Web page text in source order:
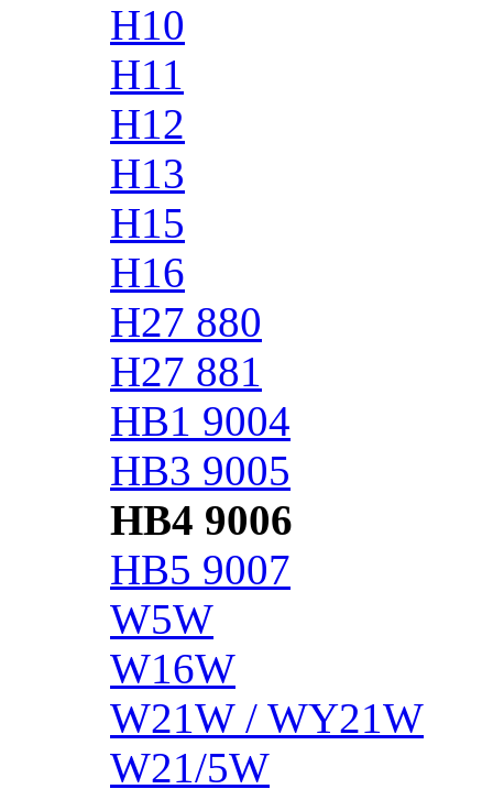
H10
H11
H12
H13
H15
H16
H27 880
H27 881
HB1 9004
HB3 9005
HB4 9006
HB5 9007
W5W
W16W
W21W / WY21W
W21/5W